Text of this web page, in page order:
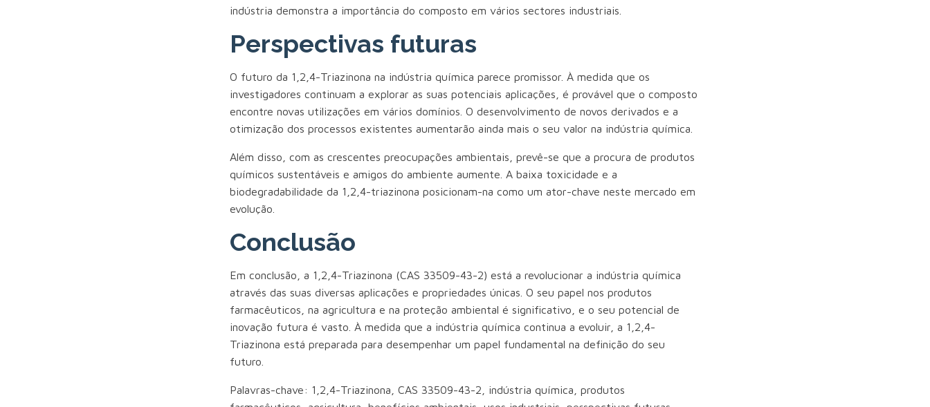
indústria demonstra a importância do composto em vários sectores industriais.
Perspectivas futuras
O futuro da 1,2,4-Triazinona na indústria química parece promissor. À medida que os
investigadores continuam a explorar as suas potenciais aplicações, é provável que o composto
encontre novas utilizações em vários domínios. O desenvolvimento de novos derivados e a
otimização dos processos existentes aumentarão ainda mais o seu valor na indústria química.
Além disso, com as crescentes preocupações ambientais, prevê-se que a procura de produtos
químicos sustentáveis e amigos do ambiente aumente. A baixa toxicidade e a
biodegradabilidade da 1,2,4-triazinona posicionam-na como um ator-chave neste mercado em
evolução.
Conclusão
Em conclusão, a 1,2,4-Triazinona (CAS 33509-43-2) está a revolucionar a indústria química
através das suas diversas aplicações e propriedades únicas. O seu papel nos produtos
farmacêuticos, na agricultura e na proteção ambiental é significativo, e o seu potencial de
inovação futura é vasto. À medida que a indústria química continua a evoluir, a 1,2,4-
Triazinona está preparada para desempenhar um papel fundamental na definição do seu
futuro.
Palavras-chave: 1,2,4-Triazinona, CAS 33509-43-2, indústria química, produtos